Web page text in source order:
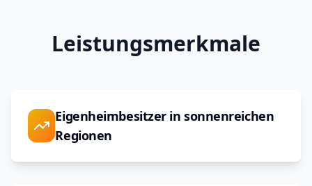
Leistungsmerkmale
Eigenheimbesitzer in sonnenreichen
Regionen